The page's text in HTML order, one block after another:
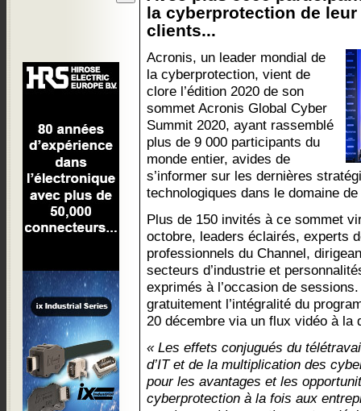
la cyberprotection de
clients...
Acronis, un leader mondial de
la cyberprotection, vient de
clore l’édition 2020 de son
sommet Acronis Global Cyber
Summit 2020, ayant rassemblé
plus de 9 000 participants du
monde entier, avides de
s’informer sur les dernières
technologiques dans le domaine
Plus de 150 invités à ce sommet
octobre, leaders éclairés, experts
professionnels du Channel,
secteurs d’industrie et
exprimés à l’occasion de
gratuitement l’intégralité du
20 décembre via un flux vidéo à la
« Les effets conjugués du
d’IT et de la multiplication des
pour les avantages et les
cyberprotection à la fois aux